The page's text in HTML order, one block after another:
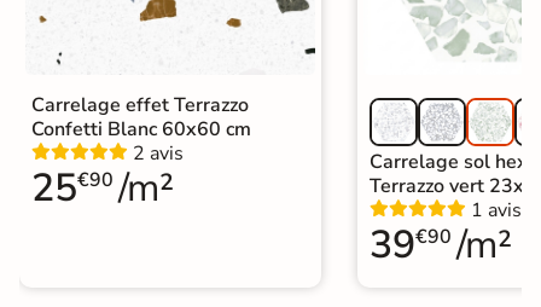
Carrelage effet Terrazzo
Confetti Blanc 60x60 cm
2 avis
25€90 /m²
Carrelage sol
Terrazzo vert
1 avis
39€90 /m²